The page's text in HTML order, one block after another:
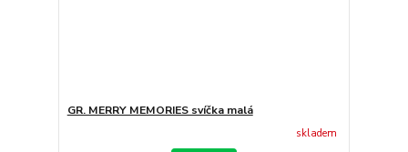
GR. MERRY MEMORIES svíčka malá
skladem